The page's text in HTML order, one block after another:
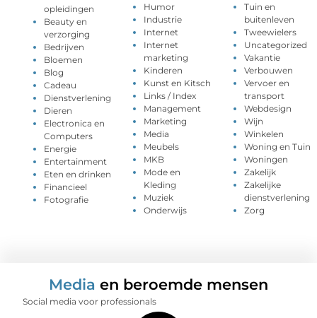
opleidingen
Beauty en
verzorging
Bedrijven
Bloemen
Blog
Cadeau
Dienstverlening
Dieren
Electronica en
Computers
Energie
Entertainment
Eten en drinken
Financieel
Fotografie
Humor
Industrie
Internet
Internet
marketing
Kinderen
Kunst en Kitsch
Links / Index
Management
Marketing
Media
Meubels
MKB
Mode en
Kleding
Muziek
Onderwijs
Tuin en
buitenleven
Tweewielers
Uncategorized
Vakantie
Verbouwen
Vervoer en
transport
Webdesign
Wijn
Winkelen
Woning en Tuin
Woningen
Zakelijk
Zakelijke
dienstverlening
Zorg
Media en beroemde mensen
Social media voor professionals